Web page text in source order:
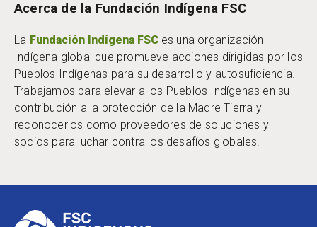
Acerca de la Fundación Indígena FSC
La Fundación Indígena FSCes una organización
Indígena global que promueve acciones dirigidas por los
Pueblos Indígenas para su desarrollo y autosuficiencia.
Trabajamos para elevar a los Pueblos Indígenas en su
contribución a la protección de la Madre Tierra y
reconocerlos como proveedores de soluciones y
socios para luchar contra los desafíos globales.